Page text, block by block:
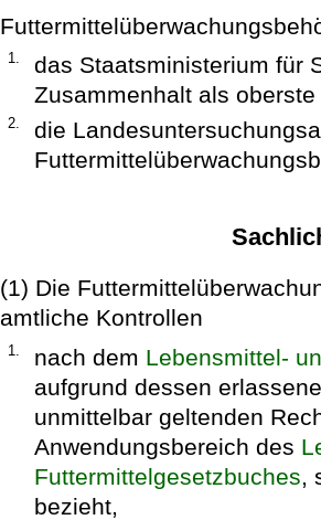
1.
das Staatsministerium für
Zusammenhalt als
2.
die
(1) Die
amtliche Kontrollen
1. nach dem Lebensmittel-
aufgrund dessen
unmittelbar geltenden
Anwendungsbereich des
Futtermittelgesetzbuches
bezieht,